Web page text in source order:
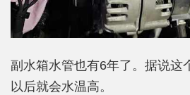
副水箱水管也有6年了。据说这
以后就会水温高。